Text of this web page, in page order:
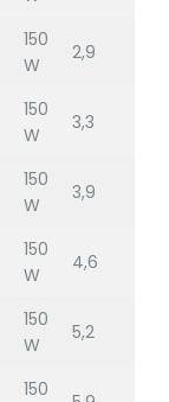
150
W
2,9
150
W
3,3
150
W
3,9
150
W
4,6
150
W
5,2
150